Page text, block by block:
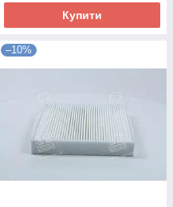
Купити
–10%